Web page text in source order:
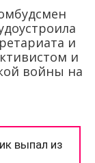
и
и
войны на